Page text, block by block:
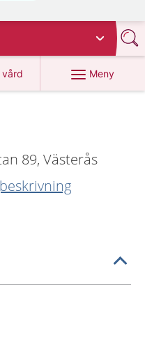
vård
Meny
89, Västerås